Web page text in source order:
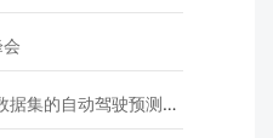
自动驾驶预测模型挑战赛